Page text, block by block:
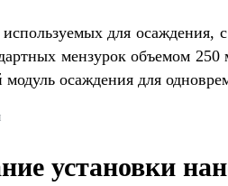
для
мензурок объемом
осаждения для
установки